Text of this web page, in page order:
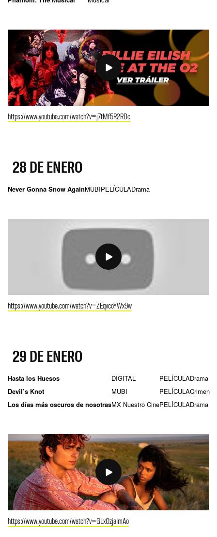
https://www.youtube.com/watch?v=j7tMf5R2RDc
28 DE ENERO
Never Gonna Snow AgainMUBIPELÍCULADrama
https://www.youtube.com/watch?v=ZEqvcoYWx9w
29 DE ENERO
Hasta los Huesos DIGITAL PELÍCULADrama
Devil’s Knot
MUBI PELÍCULACrimen
Los días más oscuros de nosotrasMX Nuestro CinePELÍCULADrama
https://www.youtube.com/watch?v=GLxOzjaImAo